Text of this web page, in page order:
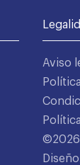
Aviso
©2026